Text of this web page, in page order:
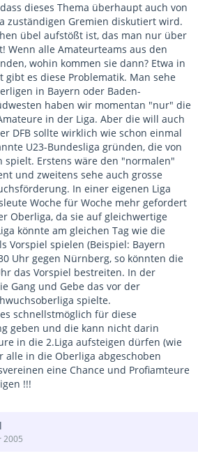
dieses Thema überhaupt auch von
zuständigen Gremien diskutiert wird.
übel aufstößt ist, das man nur über
Wenn alle Amateurteams aus den
wohin kommen sie dann? Etwa in
gibt es diese Problematik. Man sehe
in Bayern oder Baden-
haben wir momentan "nur" die
in der Liga. Aber die will auch
DFB sollte wirklich wie schon einmal
U23-Bundesliga gründen, die von
spielt. Erstens wäre den "normalen"
und zweitens sehe auch grosse
In einer eigenen Liga
Woche für Woche mehr gefordert
Oberliga, da sie auf gleichwertige
könnte am gleichen Tag wie die
Vorspiel spielen (Beispiel: Bayern
Uhr gegen Nürnberg, so könnten die
das Vorspiel bestreiten. In der
Gang und Gebe das vor der
spielte.
schnellstmöglich für diese
geben und die kann nicht darin
in die 2.Liga aufsteigen dürfen (wie
alle in die Oberliga abgeschoben
eine Chance und Profiamteure
!!!
2005